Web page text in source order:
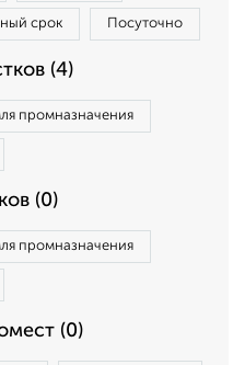
срок Посуточно
(4)
промназначения
(0)
промназначения
(0)